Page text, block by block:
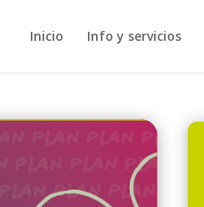
Inicio Info y servicios